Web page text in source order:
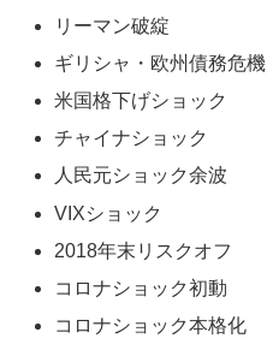
リーマン破綻
ギリシャ・欧州債務危機
米国格下げショック
チャイナショック
人民元ショック余波
VIXショック
2018年末リスクオフ
コロナショック初動
コロナショック本格化